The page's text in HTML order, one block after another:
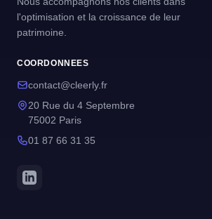
l'optimisation et la croissance de leur
patrimoine.
COORDONNEES
contact@cleerly.fr
20 Rue du 4 Septembre
75002 Paris
01 87 66 31 35